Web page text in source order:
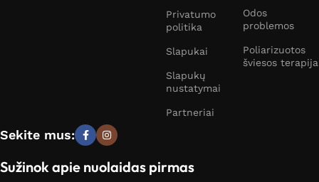
Privatumo
politika
Slapukai
Slapukų
nustatymai
Partneriai
Odos
problemos
Poliarizuotos
šviesos terapija
Sekite mus:
Sužinok apie nuolaidas pirmas